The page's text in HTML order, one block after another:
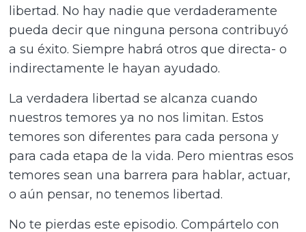
libertad. No hay nadie que verdaderamente
pueda decir que ninguna persona contribuyó
a su éxito. Siempre habrá otros que directa- o
indirectamente le hayan ayudado.
La verdadera libertad se alcanza cuando
nuestros temores ya no nos limitan. Estos
temores son diferentes para cada persona y
para cada etapa de la vida. Pero mientras esos
temores sean una barrera para hablar, actuar,
o aún pensar, no tenemos libertad.
No te pierdas este episodio. Compártelo con